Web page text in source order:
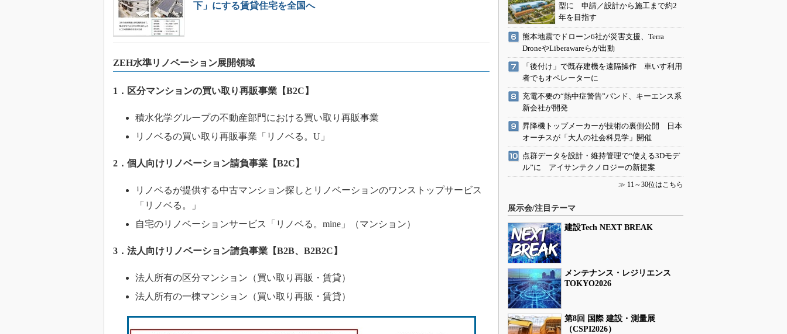
下」にする賃貸住宅を全国へ
ZEH水準リノベーション展開領域
1．区分マンションの買い取り再販事業【B2C】
積水化学グループの不動産部門における買い取り再販事業
リノベるの買い取り再販事業「リノベる。U」
2．個人向けリノベーション請負事業【B2C】
リノベるが提供する中古マンション探しとリノベーションのワンストップサービス
「リノベる。」
自宅のリノベーションサービス「リノベる。mine」（マンション）
3．法人向けリノベーション請負事業【B2B、B2B2C】
法人所有の区分マンション（買い取り再販・賃貸）
法人所有の一棟マンション（買い取り再販・賃貸）
型に 申請／設計から施工まで約2
年を目指す
熊本地震でドローン6社が災害支援、Terra
DroneやLiberawareらが出動
「後付け」で既存建機を遠隔操作 車いす利用
者でもオペレーターに
充電不要の“熱中症警告”バンド、キーエンス系
新会社が開発
昇降機トップメーカーが技術の裏側公開 日本
オーチスが「大人の社会科見学」開催
点群データを設計・維持管理で“使える3Dモデ
ル”に アイサンテクノロジーの新提案
≫ 11～30位はこちら
展示会/注目テーマ
建設Tech NEXT BREAK
メンテナンス・レジリエンス
TOKYO2026
第8回 国際 建設・測量展
（CSPI2026）